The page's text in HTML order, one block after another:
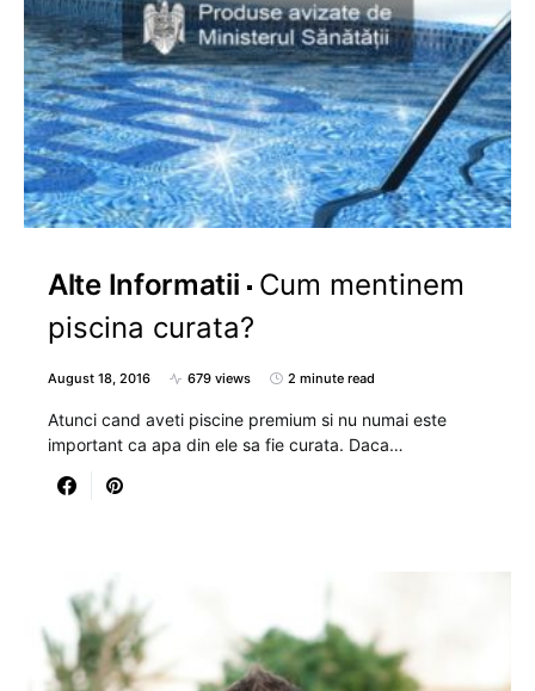
Alte Informatii
Cum mentinem
piscina curata?
August 18, 2016 679 views 2 minute read
Atunci cand aveti piscine premium si nu numai este
important ca apa din ele sa fie curata. Daca…